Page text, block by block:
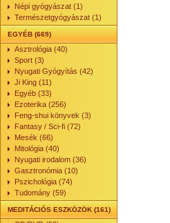
Népi gyógyászat (1)
Természetgyógyászat (1)
EGYÉB (669)
Asztrológia (40)
Sport (3)
Nyugati Gyógyítás (42)
Ji King (11)
Egyéb (33)
Ezoterika (256)
Feng-shui könyvek (3)
Fantasy / Sci-fi (72)
Mesék (66)
Mitológia (40)
Nyugati irodalom (36)
Gasztronómia (10)
Pszichológia (74)
Tudomány (59)
MEDITÁCIÓS ESZKÖZÖK (161)